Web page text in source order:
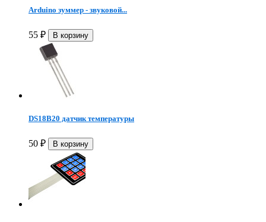
Arduino зуммер - звуковой...
55 ₽
DS18B20 датчик температуры
50 ₽